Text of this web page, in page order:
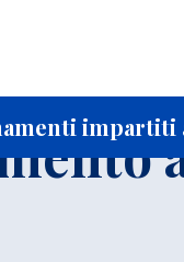
impartiti